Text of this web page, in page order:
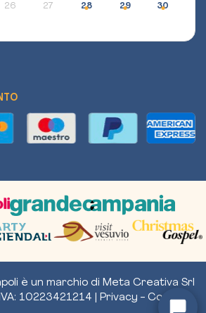
26 27 28 29
30
è un marchio di Meta Creativa Srl
10223421214 |
Privacy - Cookie
ottieni assistenza